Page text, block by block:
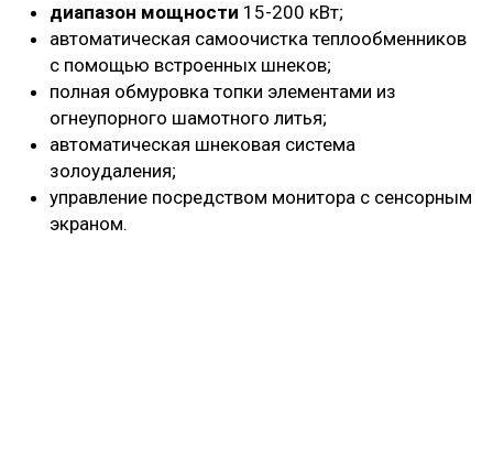
диапазон мощности 15-200 кВт;
автоматическая самоочистка теплообменников
с помощью встроенных шнеков;
полная обмуровка топки элементами из
огнеупорного шамотного литья;
автоматическая шнековая система
золоудаления;
управление посредством монитора с сенсорным
экраном.